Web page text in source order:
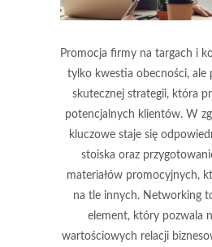
Promocja firmy na targach i
tylko kwestia obecności, ale
skutecznej strategii, która
potencjalnych klientów. W
kluczowe staje się
stoiska oraz
materiałów promocyjnych,
na tle innych. Networking
element, który pozwala
wartościowych relacji